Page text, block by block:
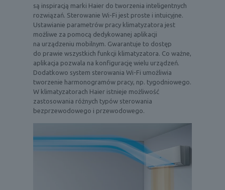
są inspiracją marki Haier do tworzenia inteligentnych
rozwiązań. Sterowanie Wi-Fi jest proste i intuicyjne.
Ustawianie parametrów pracy klimatyzatora jest
możliwe za pomocą dedykowanej aplikacji
na urządzeniu mobilnym. Gwarantuje to dostęp
do prawie wszystkich funkcji klimatyzatora. Co ważne,
aplikacja pozwala na konfigurację wielu urządzeń.
Dodatkowo system sterowania Wi-Fi umożliwia
tworzenie harmonogramów pracy, np. tygodniowego.
W klimatyzatorach Haier istnieje możliwość
zastosowania różnych typów sterowania
bezprzewodowego i przewodowego.